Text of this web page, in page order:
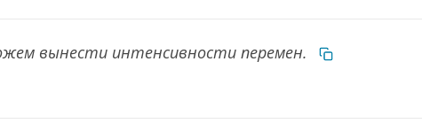
вынести интенсивности перемен.